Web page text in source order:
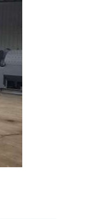
撕碎机...